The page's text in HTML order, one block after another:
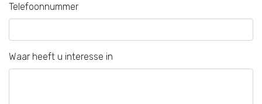
Telefoonnummer
Waar heeft u interesse in